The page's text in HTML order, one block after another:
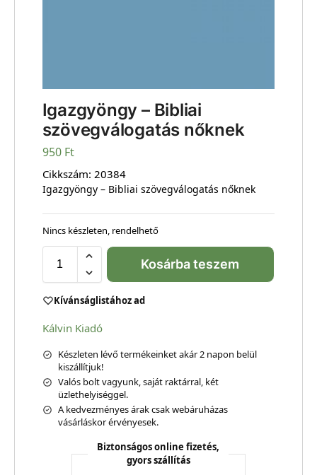
Igazgyöngy – Bibliai
szövegválogatás nőknek
950 Ft
Cikkszám: 20384
Igazgyöngy – Bibliai szövegválogatás nőknek
Nincs készleten, rendelhető
Kosárba teszem
Kívánságlistához ad
Kálvin Kiadó
Készleten lévő termékeinket akár 2 napon belül
kiszállítjuk!
Valós bolt vagyunk, saját raktárral, két
üzlethelyiséggel.
A kedvezményes árak csak webáruházas
vásárláskor érvényesek.
Biztonságos online fizetés,
gyors szállítás